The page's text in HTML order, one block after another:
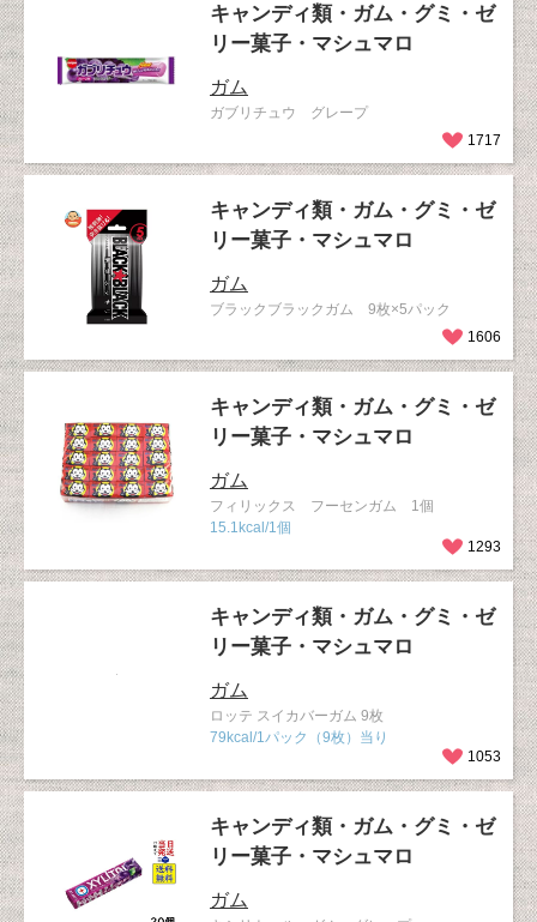
キャンディ類・ガム・グミ・ゼ
リー菓子・マシュマロ
ガム
ガブリチュウ グレープ
1717
キャンディ類・ガム・グミ・ゼ
リー菓子・マシュマロ
ガム
ブラックブラックガム 9枚×5パック
1606
キャンディ類・ガム・グミ・ゼ
リー菓子・マシュマロ
ガム
フィリックス フーセンガム 1個
15.1kcal/1個
1293
キャンディ類・ガム・グミ・ゼ
リー菓子・マシュマロ
ガム
ロッテ スイカバーガム 9枚
79kcal/1パック（9枚）当り
1053
キャンディ類・ガム・グミ・ゼ
リー菓子・マシュマロ
ガム